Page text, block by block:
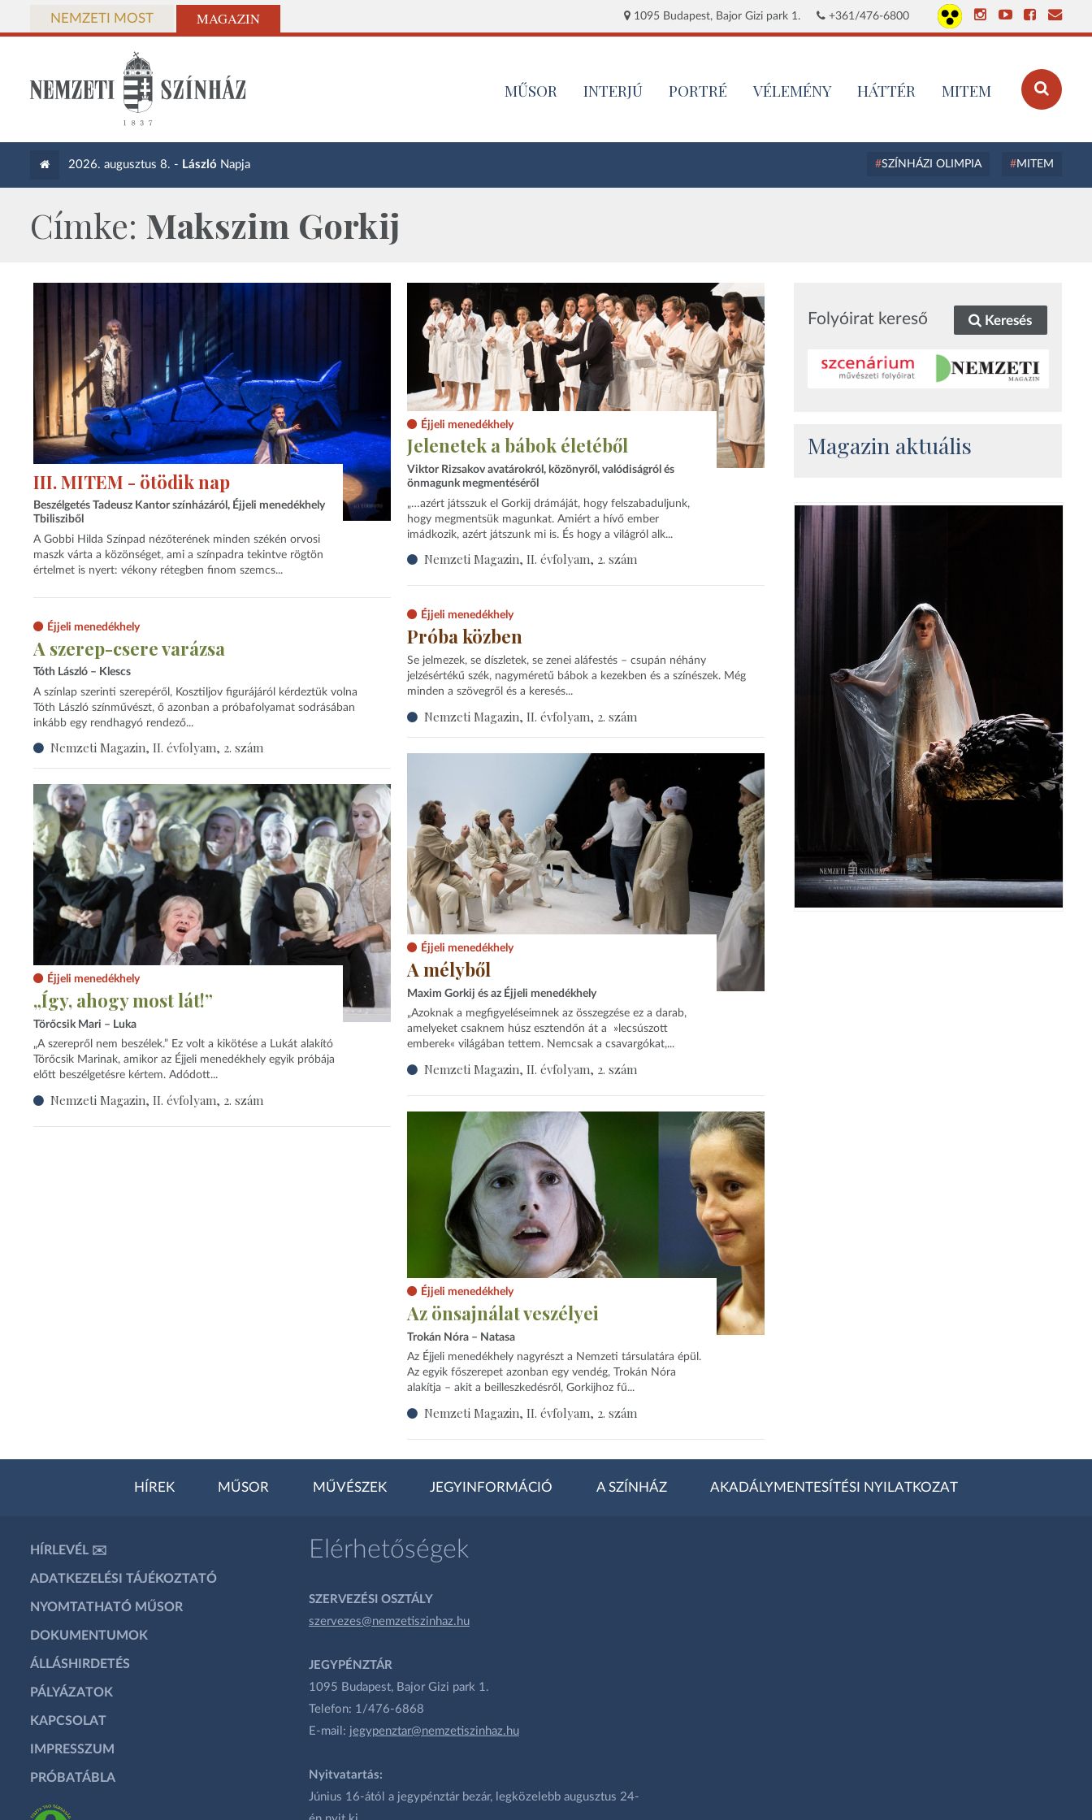
NEMZETI MOST MAGAZIN 1095 Budapest, Bajor Gizi park 1. +361/476-6800
MŰSOR INTERJÚ PORTRÉ VÉLEMÉNY HÁTTÉR MITEM
2026. augusztus 8. - László Napja SZÍNHÁZI OLIMPIA MITEM
Címke: Makszim Gorkij
III. MITEM - ötödik nap
Beszélgetés Tadeusz Kantor színházáról, Éjjeli menedékhely
Tbilisziből
A Gobbi Hilda Színpad nézőterének minden székén orvosi
maszk várta a közönséget, ami a színpadra tekintve rögtön
értelmet is nyert: vékony rétegben finom szemcs...
Éjjeli menedékhely
Jelenetek a bábok életéből
Viktor Rizsakov avatárokról, közönyről, valódiságról és
önmagunk megmentéséről
„…azért játsszuk el Gorkij drámáját, hogy felszabaduljunk,
hogy megmentsük magunkat. Amiért a hívő ember
imádkozik, azért játszunk mi is. És hogy a világról alk...
Nemzeti Magazin, II. évfolyam, 2. szám
Éjjeli menedékhely
Próba közben
Se jelmezek, se díszletek, se zenei aláfestés – csupán néhány
jelzésértékű szék, nagyméretű bábok a kezekben és a színészek. Még
minden a szövegről és a keresés...
Nemzeti Magazin, II. évfolyam, 2. szám
Éjjeli menedékhely
A szerep-csere varázsa
Tóth László – Klescs
A színlap szerinti szerepéről, Kosztiljov figurájáról kérdeztük volna
Tóth László színművészt, ő azonban a próbafolyamat sodrásában
inkább egy rendhagyó rendező...
Nemzeti Magazin, II. évfolyam, 2. szám
Éjjeli menedékhely
A mélyből
Maxim Gorkij és az Éjjeli menedékhely
„Azoknak a megfigyeléseimnek az összegzése ez a darab,
amelyeket csaknem húsz esztendőn át a »lecsúszott
emberek« világában tettem. Nemcsak a csavargókat,...
Nemzeti Magazin, II. évfolyam, 2. szám
Éjjeli menedékhely
„Így, ahogy most lát!”
Törőcsik Mari – Luka
„A szerepről nem beszélek.” Ez volt a kikötése a Lukát alakító
Törőcsik Marinak, amikor az Éjjeli menedékhely egyik próbája
előtt beszélgetésre kértem. Adódott...
Nemzeti Magazin, II. évfolyam, 2. szám
Éjjeli menedékhely
Az önsajnálat veszélyei
Trokán Nóra – Natasa
Az Éjjeli menedékhely nagyrészt a Nemzeti társulatára épül.
Az egyik főszerepet azonban egy vendég, Trokán Nóra
alakítja – akit a beilleszkedésről, Gorkijhoz fű...
Nemzeti Magazin, II. évfolyam, 2. szám
Folyóirat kereső Keresés
Magazin aktuális
HÍREK MŰSOR MŰVÉSZEK JEGYINFORMÁCIÓ A SZÍNHÁZ AKADÁLYMENTESÍTÉSI NYILATKOZAT
HÍRLEVÉL ✉️
ADATKEZELÉSI TÁJÉKOZTATÓ
NYOMTATHATÓ MŰSOR
DOKUMENTUMOK
ÁLLÁSHIRDETÉS
PÁLYÁZATOK
KAPCSOLAT
IMPRESSZUM
PRÓBATÁBLA
Elérhetőségek
SZERVEZÉSI OSZTÁLY
szervezes@nemzetiszinhaz.hu
JEGYPÉNZTÁR
1095 Budapest, Bajor Gizi park 1.
Telefon: 1/476-6868
E-mail: jegypenztar@nemzetiszinhaz.hu
Nyitvatartás:
Június 16-ától a jegypénztár bezár, legközelebb augusztus 24-